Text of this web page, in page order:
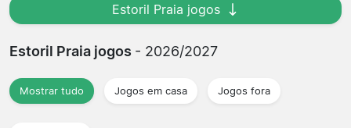
Estoril Praia jogos
Estoril Praia jogos - 2026/2027
Mostrar tudo Jogos em casa Jogos fora